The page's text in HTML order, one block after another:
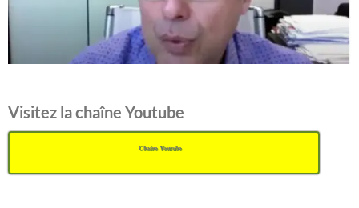
Visitez la chaîne Youtube
Chaîne Youtube